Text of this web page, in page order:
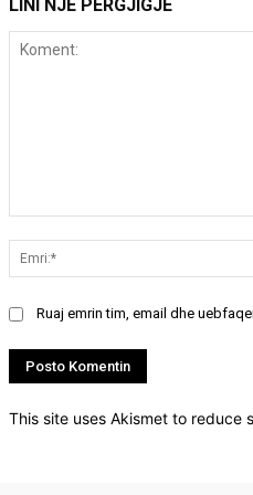
LINI NJË PËRGJIGJE
Ruaj emrin tim, email dhe
This site uses Akismet to reduce